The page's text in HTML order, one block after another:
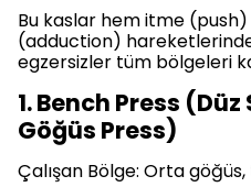
Bu kaslar hem itme
(adduction)
egzersizler tüm bölgeleri
1. Bench Press
Göğüs Press)
Çalışan Bölge: Orta